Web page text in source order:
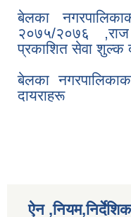
बेलका
२०७५/२०७६
प्रकाशित सेवा शुल्क
बेलका
दायराहरू
ऐन